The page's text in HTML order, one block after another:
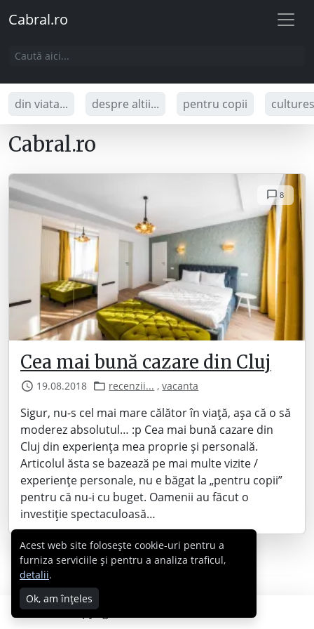
Cabral.ro
din viata... despre altii... pentru copii
Cabral.ro
8
Cea mai bună cazare din Cluj
19.08.2018 recenzii... ,vacanta
Sigur, nu-s cel mai mare călător în viață, așa că o să
moderez absolutul… :p Cea mai bună cazare din
Cluj din experiența mea proprie și personală.
Articolul ăsta se bazează pe mai multe vizite /
experiențe personale, nu e băgat la „pentru copii”
pentru că nu-i cu buget. Oamenii au făcut o
investiție spectaculoasă…
Copyright © 2007 - 2026 Cabral.ro
Acest web site folosește cookie-uri pentru a
furniza serviciile și pentru a analiza traficul,
detalii.
Ok, am înțeles